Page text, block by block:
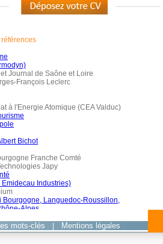
mots-clés Mentions légales